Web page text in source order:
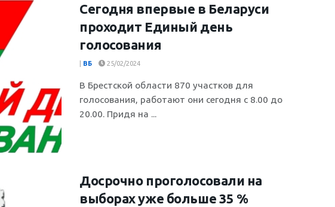
Сегодня впервые в Беларуси
проходит Единый день
голосования
ВБ 25/02/2024
В Брестской области 870 участков для
голосования, работают они сегодня с 8.00 до
20.00. Придя на ...
Досрочно проголосовали на
выборах уже больше 35 %